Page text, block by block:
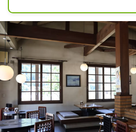
ไฮโดรเจนคาร์บอเ
ว่ากันว่าเป็น ``น้ำพุ
เพราะช่วยให้ผิวข
อาบน้ำ ไฟ LED ในอ
เพดานที่ปูด้วยไม้ไ
พื้นที่พักผ่อนกว้าง
สามารถผ่อนคลายแ
และร่างกายของคุ
สามารถเพลิดเพลิน
แบรนด์หายาก "เนื้
เหตุสมผลในช่วงอา
หลักสูตรเริ่มต้นไป
นอกจากนี้ยังมีสวน
รีสอร์ทที่ทั้งเด็กและ
เพลิดเพลินได้